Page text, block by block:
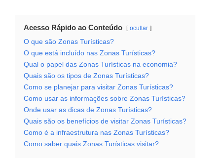
Acesso Rápido ao Conteúdo ocultar
O que são Zonas Turísticas?
O que está incluído nas Zonas Turísticas?
Qual o papel das Zonas Turísticas na economia?
Quais são os tipos de Zonas Turísticas?
Como se planejar para visitar Zonas Turísticas?
Como usar as informações sobre Zonas Turísticas?
Onde usar as dicas de Zonas Turísticas?
Quais são os benefícios de visitar Zonas Turísticas?
Como é a infraestrutura nas Zonas Turísticas?
Como saber quais Zonas Turísticas visitar?